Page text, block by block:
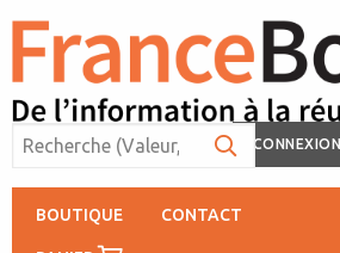
CONNEXION
BOUTIQUE CONTACT